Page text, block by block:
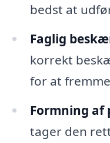
bedst at
Faglig
korrekt
for at
Formning af
tager den